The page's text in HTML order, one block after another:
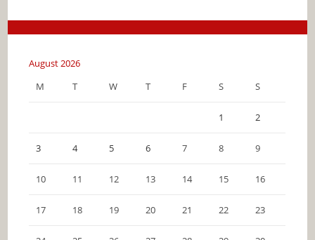
August 2026
M
T W T F S S
1 2
3 4 5 6 7 8 9
10 11 12 13 14 15 16
17 18 19 20 21 22 23